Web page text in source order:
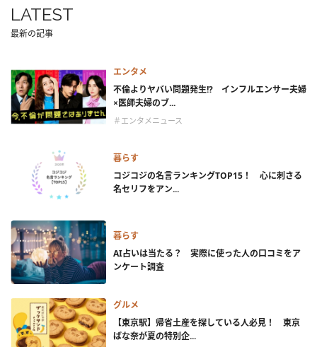
LATEST
最新の記事
エンタメ
不倫よりヤバい問題発生!? インフルエンサー夫婦
×医師夫婦のブ...
＃エンタメニュース
暮らす
コジコジの名言ランキングTOP15！ 心に刺さる
名セリフをアン...
暮らす
AI占いは当たる？ 実際に使った人の口コミをア
ンケート調査
グルメ
【東京駅】帰省土産を探している人必見！ 東京
ばな奈が夏の特別企...